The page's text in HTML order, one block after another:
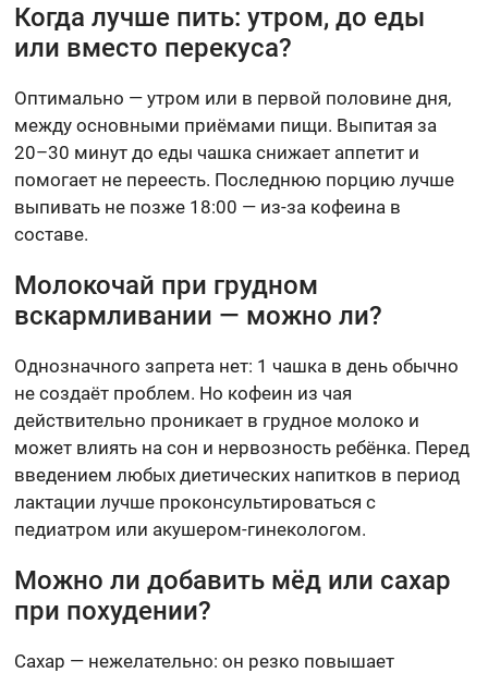
Когда лучше пить: утром, до еды
или вместо перекуса?
Оптимально — утром или в первой половине дня,
между основными приёмами пищи. Выпитая за
20–30 минут до еды чашка снижает аппетит и
помогает не переесть. Последнюю порцию лучше
выпивать не позже 18:00 — из-за кофеина в
составе.
Молокочай при грудном
вскармливании — можно ли?
Однозначного запрета нет: 1 чашка в день обычно
не создаёт проблем. Но кофеин из чая
действительно проникает в грудное молоко и
может влиять на сон и нервозность ребёнка. Перед
введением любых диетических напитков в период
лактации лучше проконсультироваться с
педиатром или акушером-гинекологом.
Можно ли добавить мёд или сахар
при похудении?
Сахар — нежелательно: он резко повышает